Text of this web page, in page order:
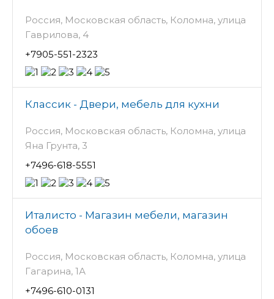
Россия, Московская область, Коломна, улица
Гаврилова, 4
+7905-551-2323
Классик - Двери, мебель для кухни
Россия, Московская область, Коломна, улица
Яна Грунта, 3
+7496-618-5551
Италисто - Магазин мебели, магазин
обоев
Россия, Московская область, Коломна, улица
Гагарина, 1А
+7496-610-0131